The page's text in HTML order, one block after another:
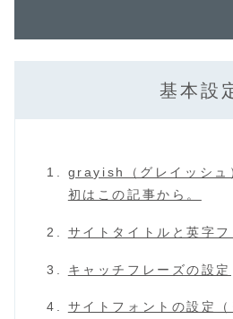
基本設
grayish（グレイッシュ
初はこの記事から。
サイトタイトルと英字フ
キャッチフレーズの設定
サイトフォントの設定